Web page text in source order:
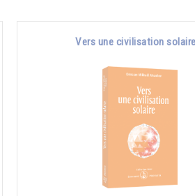
Vers une civilisation solaire